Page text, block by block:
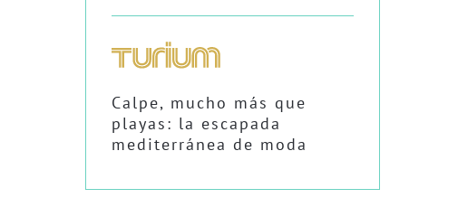
Calpe, mucho más que
playas: la escapada
mediterránea de moda